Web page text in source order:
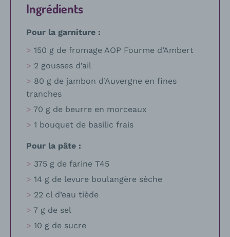
Ingrédients
Pour la garniture :
150 g de fromage AOP Fourme d’Ambert
2 gousses d’ail
80 g de jambon d’Auvergne en fines
tranches
70 g de beurre en morceaux
1 bouquet de basilic frais
Pour la pâte :
375 g de farine T45
14 g de levure boulangère sèche
22 cl d’eau tiède
7 g de sel
10 g de sucre